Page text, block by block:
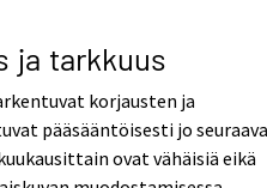
ja tarkkuus
korjausten ja
pääsääntöisesti jo
ovat vähäisiä eikä